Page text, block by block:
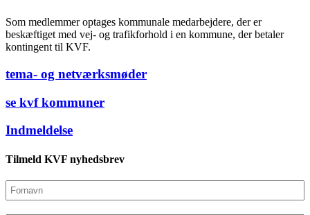
Som medlemmer optages kommunale medarbejdere, der er
beskæftiget med vej- og trafikforhold i en kommune, der betaler
kontingent til KVF.
tema- og netværksmøder
se kvf kommuner
Indmeldelse
Tilmeld KVF nyhedsbrev